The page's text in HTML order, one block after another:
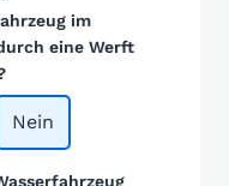
im
eine Werft
Nein